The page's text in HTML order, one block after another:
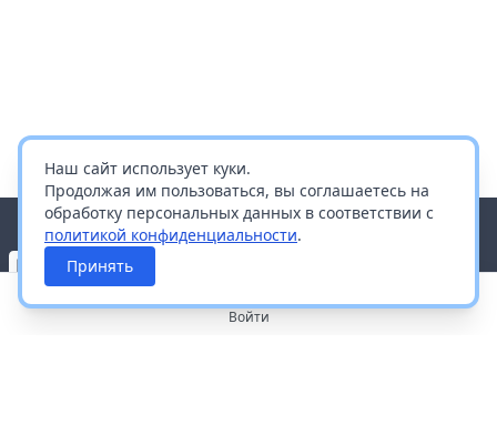
Наш сайт использует куки.
Продолжая им пользоваться, вы соглашаетесь на
обработку персональных данных в соответствии с
политикой конфиденциальности.
Принять
Войти